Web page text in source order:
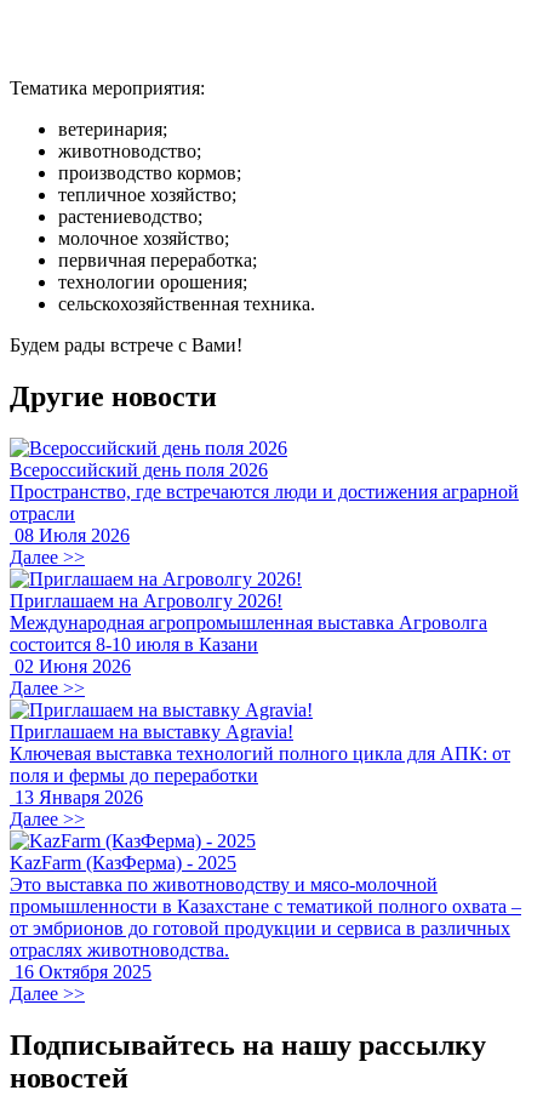
Тематика мероприятия:
ветеринария;
животноводство;
производство кормов;
тепличное хозяйство;
растениеводство;
молочное хозяйство;
первичная переработка;
технологии орошения;
сельскохозяйственная техника.
Будем рады встрече с Вами!
Другие новости
Всероссийский день поля 2026
Пространство, где встречаются люди и достижения аграрной
отрасли
08 Июля 2026
Далее >>
Приглашаем на Агроволгу 2026!
Международная агропромышленная выставка Агроволга
состоится 8-10 июля в Казани
02 Июня 2026
Далее >>
Приглашаем на выставку Agravia!
Ключевая выставка технологий полного цикла для АПК: от
поля и фермы до переработки
13 Января 2026
Далее >>
KazFarm (КазФерма) - 2025
Это выставка по животноводству и мясо-молочной
промышленности в Казахстане с тематикой полного охвата –
от эмбрионов до готовой продукции и сервиса в различных
отраслях животноводства.
16 Октября 2025
Далее >>
Подписывайтесь на нашу рассылку
новостей